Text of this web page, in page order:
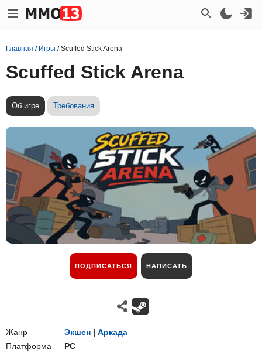
Главная / Игры /Scuffed Stick Arena
Scuffed Stick Arena
Об игре Требования
ПОДПИСАТЬСЯ НАПИСАТЬ
Жанр Экшен | Аркада
Платформа
PC